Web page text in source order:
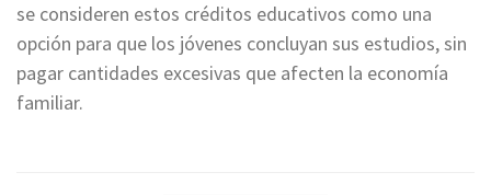
se consideren estos créditos educativos como una
opción para que los jóvenes concluyan sus estudios, sin
pagar cantidades excesivas que afecten la economía
familiar.